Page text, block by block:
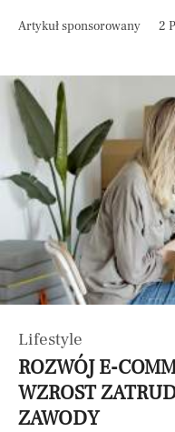
Artykuł sponsorowany 2
Lifestyle
ROZWÓJ E-
WZROST
ZAWODY